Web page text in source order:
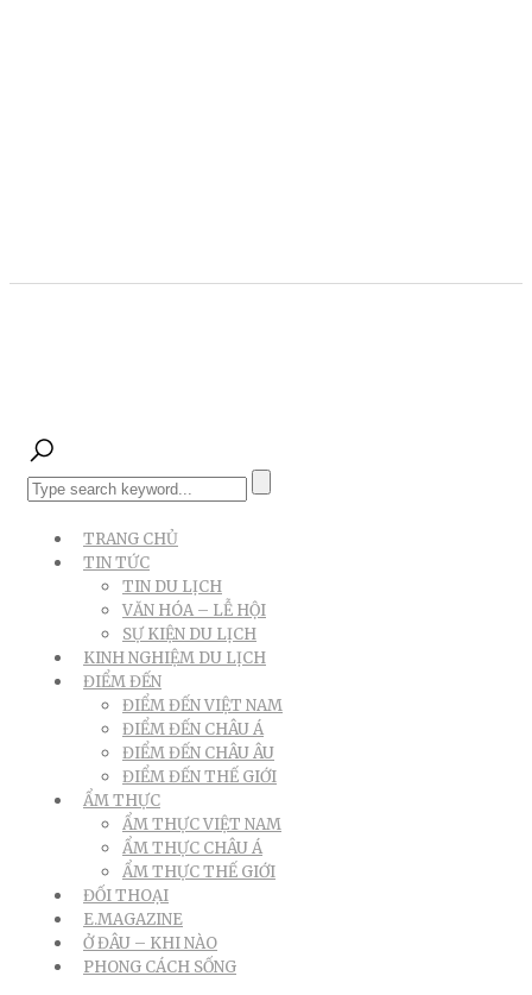
TRANG CHỦ
TIN TỨC
TIN DU LỊCH
VĂN HÓA – LỄ HỘI
SỰ KIỆN DU LỊCH
KINH NGHIỆM DU LỊCH
ĐIỂM ĐẾN
ĐIỂM ĐẾN VIỆT NAM
ĐIỂM ĐẾN CHÂU Á
ĐIỂM ĐẾN CHÂU ÂU
ĐIỂM ĐẾN THẾ GIỚI
ẨM THỰC
ẨM THỰC VIỆT NAM
ẨM THỰC CHÂU Á
ẨM THỰC THẾ GIỚI
ĐỐI THOẠI
E.MAGAZINE
Ở ĐÂU – KHI NÀO
PHONG CÁCH SỐNG